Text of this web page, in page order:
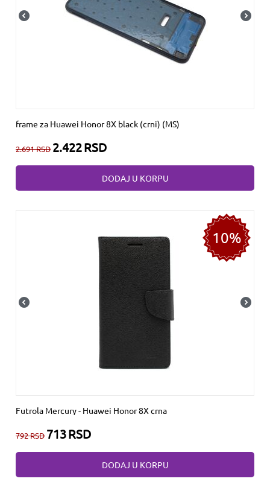
frame za Huawei Honor 8X black (crni) (MS)
2.691RSD 2.422RSD
DODAJ U KORPU
10%
Futrola Mercury - Huawei Honor 8X crna
792RSD 713RSD
DODAJ U KORPU